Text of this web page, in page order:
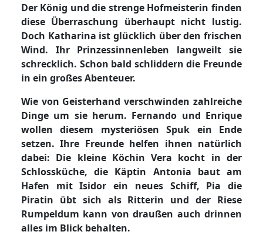
Der König und die strenge Hofmeisterin finden
diese Überraschung überhaupt nicht lustig.
Doch Katharina ist glücklich über den frischen
Wind. Ihr Prinzessinnenleben langweilt sie
schrecklich. Schon bald schliddern die Freunde
in ein großes Abenteuer.
Wie von Geisterhand verschwinden zahlreiche
Dinge um sie herum. Fernando und Enrique
wollen diesem mysteriösen Spuk ein Ende
setzen. Ihre Freunde helfen ihnen natürlich
dabei: Die kleine Köchin Vera kocht in der
Schlossküche, die Käptin Antonia baut am
Hafen mit Isidor ein neues Schiff, Pia die
Piratin übt sich als Ritterin und der Riese
Rumpeldum kann von draußen auch drinnen
alles im Blick behalten.